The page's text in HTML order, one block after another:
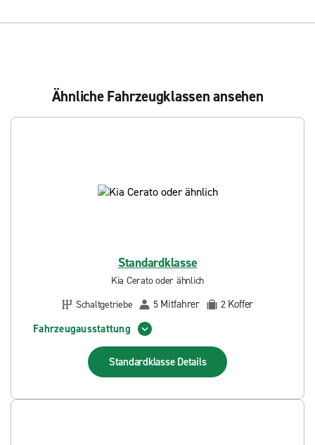
Ähnliche Fahrzeugklassen ansehen
Standardklasse
Kia Cerato oder ähnlich
Schaltgetriebe
5 Mitfahrer 2 Koffer
Fahrzeugausstattung
Standardklasse Details